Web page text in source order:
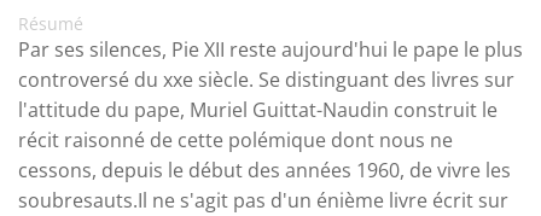
Résumé
Par ses silences, Pie XII reste aujourd'hui le pape le plus
controversé du xxe siècle. Se distinguant des livres sur
l'attitude du pape, Muriel Guittat-Naudin construit le
récit raisonné de cette polémique dont nous ne
cessons, depuis le début des années 1960, de vivre les
soubresauts.Il ne s'agit pas d'un énième livre écrit sur